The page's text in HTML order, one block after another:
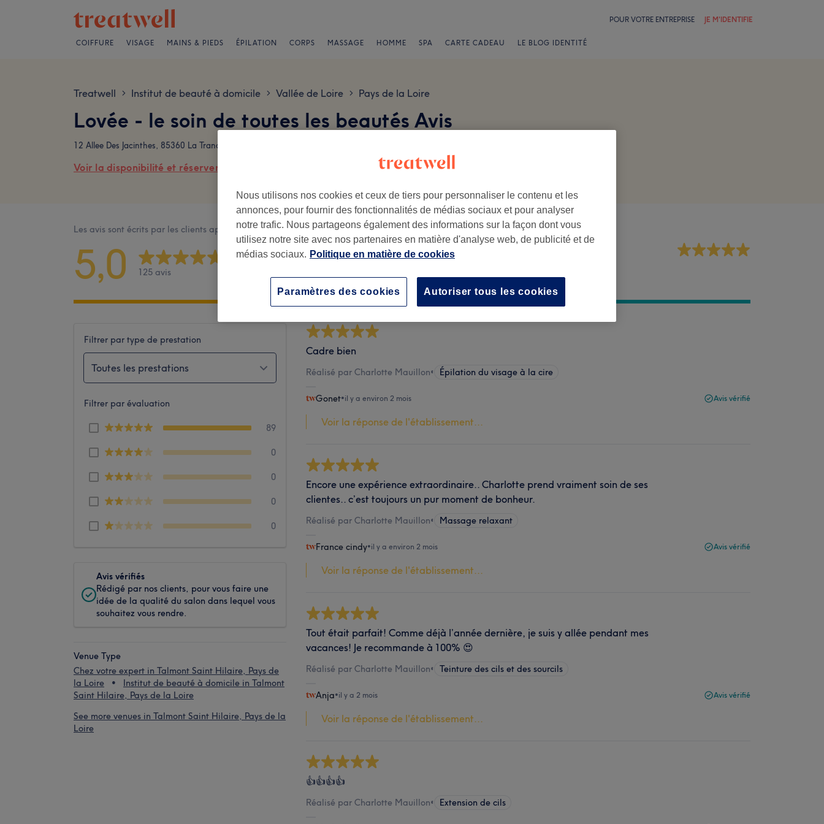
POUR VOTRE ENTREPRISE JE M'IDENTIFIE
COIFFURE VISAGE MAINS & PIEDS ÉPILATION CORPS MASSAGE HOMME SPA CARTE CADEAU LE BLOG IDENTITÉ
Treatwell > Institut de beauté à domicile > Vallée de Loire > Pays de la Loire
Lovée - le soin de toutes les beautés Avis
12 Allee Des Jacinthes, 85360 La Tranche Sur Mer
Voir la disponibilité et réserver en ligne
Les avis sont écrits par les clients après leur visite.
5,0 125 avis
Ambiance
Propreté
Filtrer par type de prestation
Toutes les prestations
Filtrer par évaluation
89
0
0
0
0
Avis vérifiés
Rédigé par nos clients, pour vous faire une
idée de la qualité du salon dans lequel vous
souhaitez vous rendre.
Venue Type
Chez votre expert in Talmont Saint Hilaire, Pays de
la Loire
Institut de beauté à domicile in Talmont
Saint Hilaire, Pays de la Loire
See more venues in Talmont Saint Hilaire, Pays de la
Loire
Cadre bien
Réalisé par Charlotte Mauillon• Épilation du visage à la cire
Gonet•il y a environ 2 mois Avis vérifié
Voir la réponse de l'établissement...
Encore une expérience extraordinaire.. Charlotte prend vraiment soin de ses
clientes.. c’est toujours un pur moment de bonheur.
Réalisé par Charlotte Mauillon• Massage relaxant
France cindy•il y a environ 2 mois Avis vérifié
Voir la réponse de l'établissement...
Tout était parfait! Comme déjà l’année dernière, je suis y allée pendant mes
vacances! Je recommande à 100% 😍
Réalisé par Charlotte Mauillon• Teinture des cils et des sourcils
Anja•il y a 2 mois Avis vérifié
Voir la réponse de l'établissement...
👍👍👍👍
Réalisé par Charlotte Mauillon• Extension de cils
Nous utilisons nos cookies et ceux de tiers pour personnaliser le contenu et les
annonces, pour fournir des fonctionnalités de médias sociaux et pour analyser
notre trafic. Nous partageons également des informations sur la façon dont vous
utilisez notre site avec nos partenaires en matière d'analyse web, de publicité et de
médias sociaux. Politique en matière de cookies
Autoriser tous les cookies
Paramètres des cookies